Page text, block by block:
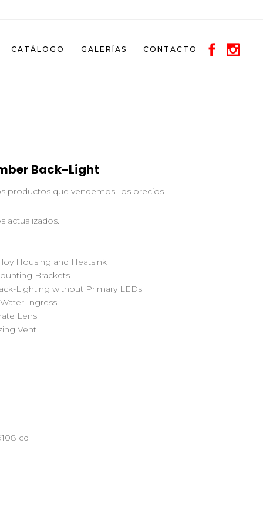
CATÁLOGO GALERÍAS CONTACTO
Back-Light
productos que vendemos, los precios
actualizados.
Housing and Heatsink
Brackets
Lighting without Primary LEDs
Ingress
Lens
Vent
cd